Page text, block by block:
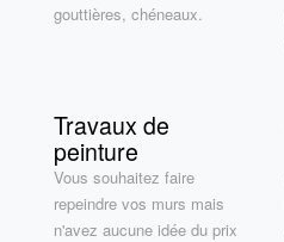
gouttières, chéneaux.
Travaux de
peinture
Vous souhaitez faire
repeindre vos murs mais
n'avez aucune idée du prix